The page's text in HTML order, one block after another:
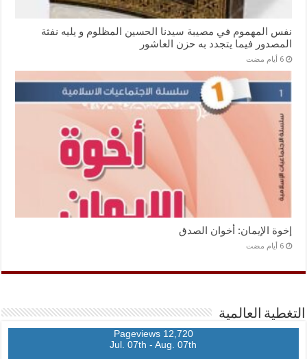
نفس المهموم في مصيبة سيدنا الحسين المظلوم و يليه نفثة
المصدور فيما يتجدد به حزن العاشور
‏6 أيام مضت
إخوة الإيمان: أخوان الصدق
‏6 أيام مضت
التغطية العالمية
12,720 Pageviews
Jul. 07th - Aug. 07th